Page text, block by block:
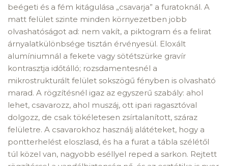
beégeti és a fém kitágulása „csavarja” a furatoknál. A
matt felület szinte minden környezetben jobb
olvashatóságot ad: nem vakít, a piktogram és a felirat
árnyalatkülönbsége tisztán érvényesül. Eloxált
alumíniumnál a fekete vagy sötétszürke gravír
kontrasztja időtálló; rozsdamentesnél a
mikrostrukturált felület sokszögű fényben is olvasható
marad. A rögzítésnél igaz az egyszerű szabály: ahol
lehet, csavarozz, ahol muszáj, ott ipari ragasztóval
dolgozz, de csak tökéletesen zsírtalanított, száraz
felületre. A csavarokhoz használj alátéteket, hogy a
pontterhelést eloszlasd, és ha a furat a tábla szélétől
túl közel van, nagyobb eséllyel reped a sarkon. Rejtett